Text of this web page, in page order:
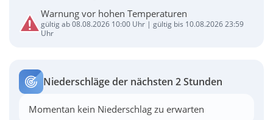
Warnung vor hohen Temperaturen
gültig ab 08.08.2026 10:00 Uhr | gültig bis 10.08.2026 23:59
Uhr
Niederschläge der nächsten 2 Stunden
Momentan kein Niederschlag zu erwarten